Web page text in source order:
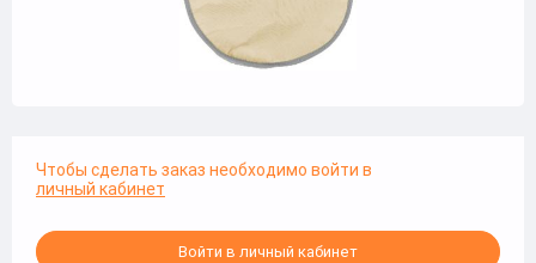
Чтобы сделать заказ необходимо войти в
личный кабинет
Войти в личный кабинет